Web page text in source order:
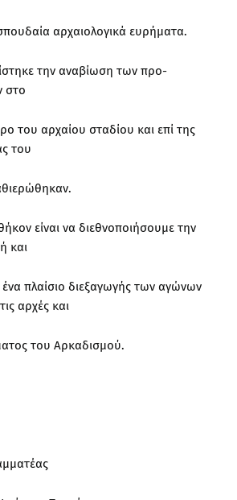
αρχαιολογικά ευρήματα.
την αναβίωση των προ-
στο
του αρχαίου σταδίου και επί της
του
είναι να διεθνοποιήσουμε την
και
πλαίσιο διεξαγωγής των αγώνων
αρχές και
του Αρκαδισμού.